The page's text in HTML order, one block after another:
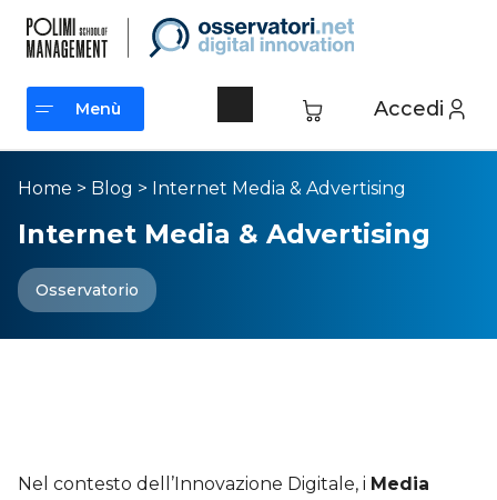
Accedi
Menù
Menù
Home > Blog > Internet Media & Advertising
Internet Media & Advertising
Osservatorio
Nel contesto dell’Innovazione Digitale, i Media